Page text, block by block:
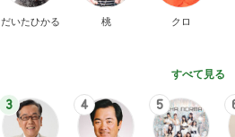
だいたひかる 桃 クロ
すべて見る
3 4 5